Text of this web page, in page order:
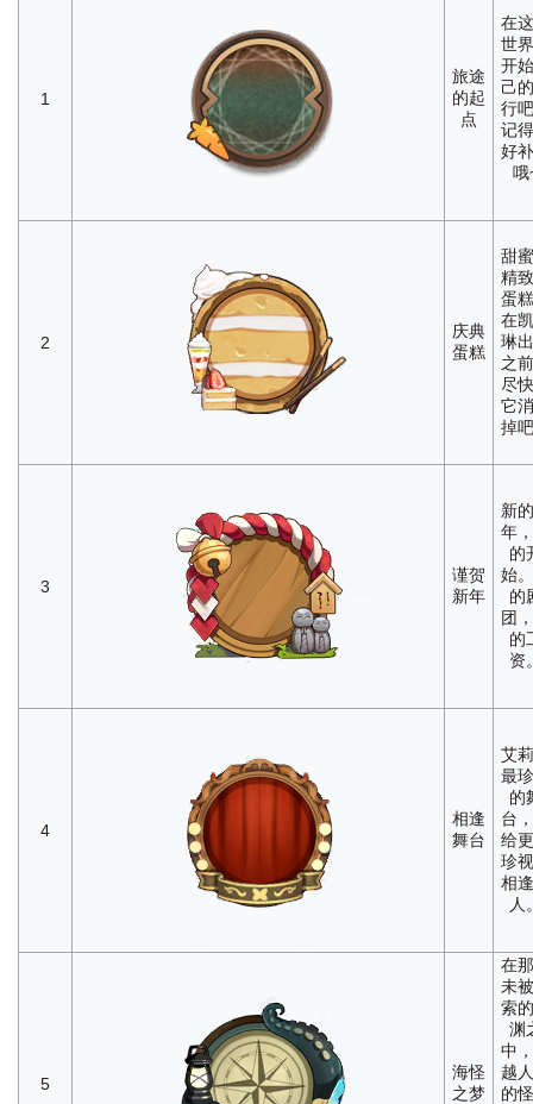
1
旅途
的起
点
在
世
开
己
行
记
好
哦
2
庆典
蛋糕
甜
精
蛋
在
琳
之
尽
它
掉
3
谨贺
新年
新
年
的
始
的
团
的
资
4
相逢
舞台
艾
最
的
台
给
珍
相
人
5
海怪
之梦
在
未
索
渊
中
越
的